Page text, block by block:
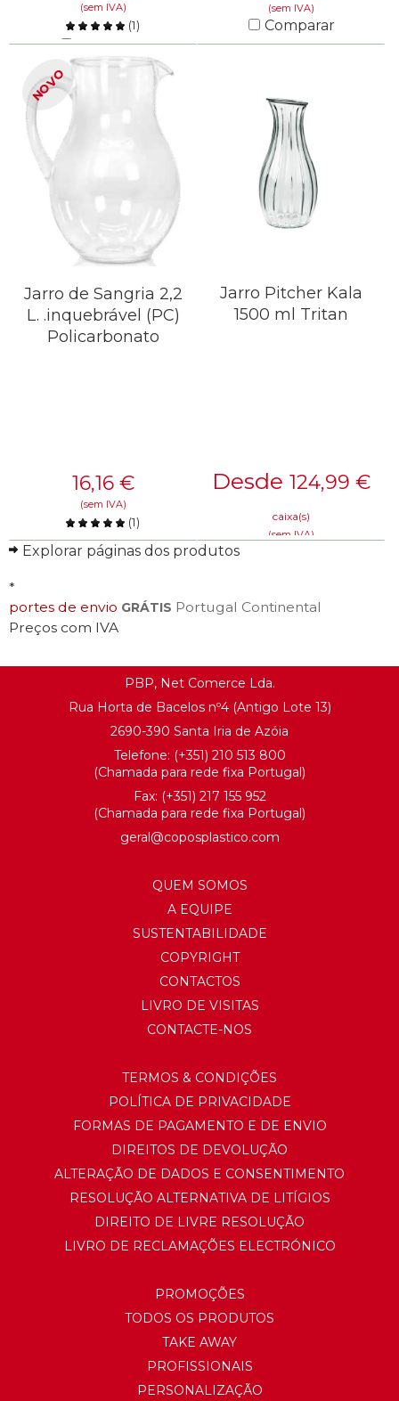
(sem IVA)
(1)
Comparar
SAIBA MAIS
(sem IVA)
Comparar
NOVO
Jarro de Sangria 2,2
L. .inquebrável (PC)
Policarbonato
16,16 €
(sem IVA)
(1)
Comparar
Jarro Pitcher Kala
1500 ml Tritan
Desde 124,99 €
caixa(s)
(sem IVA)
Explorar páginas dos produtos
*
portes de envio GRÁTIS Portugal Continental
Preços com IVA
PBP, Net Comerce Lda.
Rua Horta de Bacelos nº4 (Antigo Lote 13)
2690-390 Santa Iria de Azóia
Telefone: (+351) 210 513 800
(Chamada para rede fixa Portugal)
Fax: (+351) 217 155 952
(Chamada para rede fixa Portugal)
geral@coposplastico.com
QUEM SOMOS
A EQUIPE
SUSTENTABILIDADE
COPYRIGHT
CONTACTOS
LIVRO DE VISITAS
CONTACTE-NOS
TERMOS & CONDIÇÕES
POLÍTICA DE PRIVACIDADE
FORMAS DE PAGAMENTO E DE ENVIO
DIREITOS DE DEVOLUÇÃO
ALTERAÇÃO DE DADOS E CONSENTIMENTO
RESOLUÇÃO ALTERNATIVA DE LITÍGIOS
DIREITO DE LIVRE RESOLUÇÃO
LIVRO DE RECLAMAÇÕES ELECTRÓNICO
PROMOÇÕES
TODOS OS PRODUTOS
TAKE AWAY
PROFISSIONAIS
PERSONALIZAÇÃO